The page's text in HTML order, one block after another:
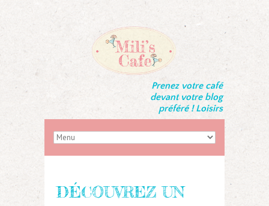
Prenez votre café
devant votre blog
préféré ! Loisirs
DÉCOUVREZ UN